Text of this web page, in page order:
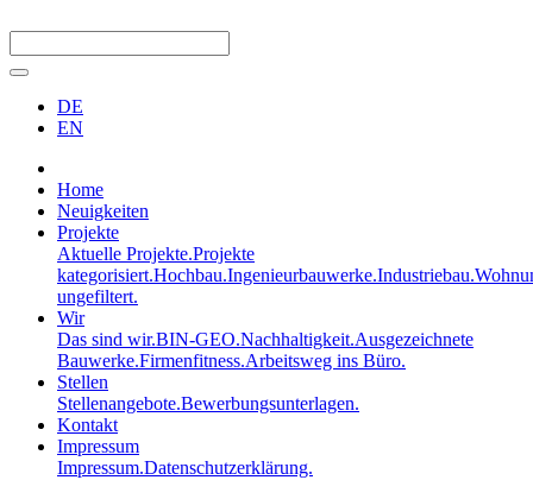
DE
EN
Home
Neuigkeiten
Projekte
Aktuelle Projekte.Projekte
kategorisiert.Hochbau.Ingenieurbauwerke.Industriebau.
ungefiltert.
Wir
Das sind wir.BIN-GEO.Nachhaltigkeit.Ausgezeichnete
Bauwerke.Firmenfitness.Arbeitsweg ins Büro.
Stellen
Stellenangebote.Bewerbungsunterlagen.
Kontakt
Impressum
Impressum.Datenschutzerklärung.